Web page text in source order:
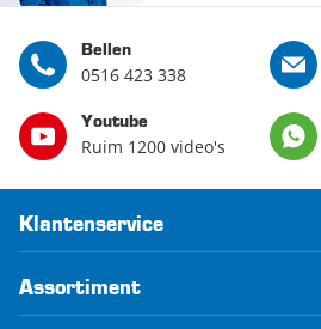
Bellen
0516 423 338
Youtube
Ruim 1200 video's
Klantenservice
Assortiment